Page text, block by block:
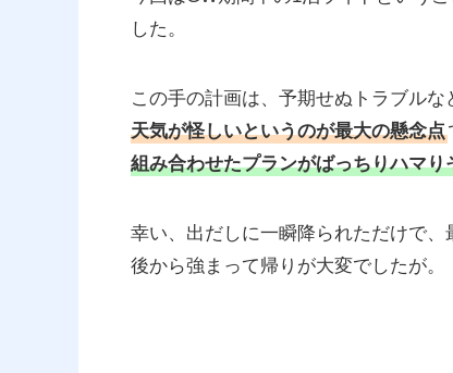
した。
この手の計画は、予期せぬトラブル
天気が怪しいというのが最大の懸念点
組み合わせたプランがばっちりハマり
幸い、出だしに一瞬降られただけで
後から強まって帰りが大変でしたが。